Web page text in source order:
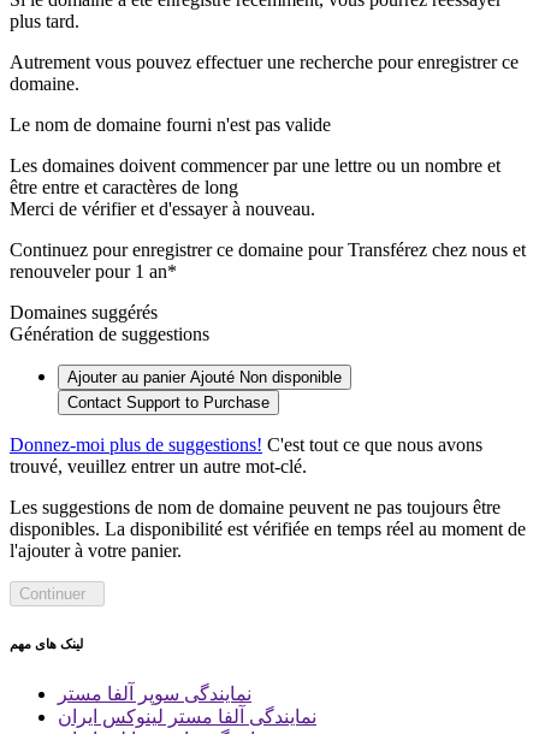
plus tard.
Autrement vous pouvez effectuer une recherche pour enregistrer ce
domaine.
Le nom de domaine fourni n'est pas valide
Les domaines doivent commencer par une lettre ou un nombre et
être entre et caractères de long
Merci de vérifier et d'essayer à nouveau.
Continuez pour enregistrer ce domaine pour Transférez chez nous et
renouveler pour 1 an*
Domaines suggérés
Génération de suggestions
Ajouter au panier Ajouté Non disponible
Contact Support to Purchase
Donnez-moi plus de suggestions! C'est tout ce que nous avons
trouvé, veuillez entrer un autre mot-clé.
Les suggestions de nom de domaine peuvent ne pas toujours être
disponibles. La disponibilité est vérifiée en temps réel au moment de
l'ajouter à votre panier.
لینک های مهم
نمایندگی سوپر آلفا مستر
نمایندگی آلفا مستر لینوکس ایران